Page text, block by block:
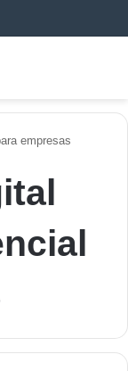
empresas